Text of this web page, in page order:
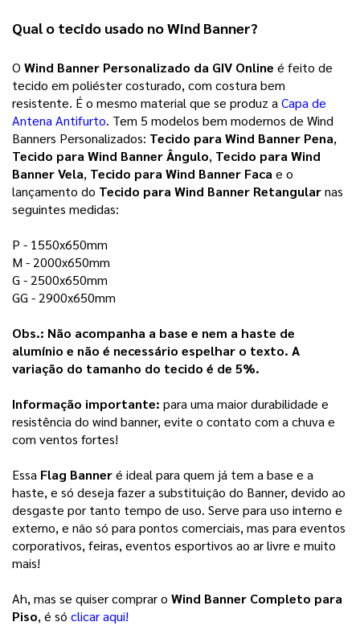
Qual o tecido usado no Wind Banner?
O Wind Banner Personalizado da GIV Online é feito de
tecido em poliéster costurado, com costura bem
resistente. É o mesmo material que se produz aCapa de
Antena Antifurto. Tem 5 modelos bem modernos de Wind
Banners Personalizados: Tecido para Wind Banner Pena
Tecido para Wind Banner Ângulo, Tecido para Wind
Banner Vela, Tecido para Wind Banner Faca e o
lançamento do Tecido para Wind Banner Retangular nas
seguintes medidas:
P - 1550x650mm
M - 2000x650mm
G - 2500x650mm
GG - 2900x650mm
Obs.: Não acompanha a base e nem a haste de
alumínio e não é necessário espelhar o texto. A
variação do tamanho do tecido é de 5%.
Informação importante: para uma maior durabilidade e
resistência do wind banner, evite o contato com a chuva e
com ventos fortes!
Essa Flag Banneré ideal para quem já tem a base e a
haste, e só deseja fazer a substituição do Banner, devido ao
desgaste por tanto tempo de uso. Serve para uso interno e
externo, e não só para pontos comerciais, mas para eventos
corporativos, feiras, eventos esportivos ao ar livre e muito
mais!
Ah, mas se quiser comprar o Wind Banner Completo para
Piso, é só clicar aqui!